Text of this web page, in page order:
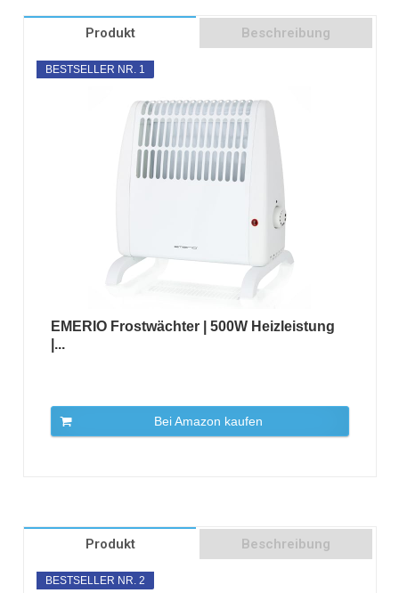
Produkt Beschreibung
BESTSELLER NR. 1
EMERIO Frostwächter | 500W Heizleistung
|...
Bei Amazon kaufen
Produkt Beschreibung
BESTSELLER NR. 2